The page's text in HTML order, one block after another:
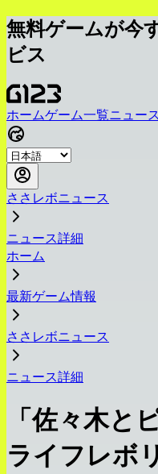
無料ゲームが今
ビス
ホームゲーム一覧ニュース
ささレボニュース
ニュース詳細
ホーム
最新ゲーム情報
ささレボニュース
ニュース詳細
「佐々木と
ライフレボ